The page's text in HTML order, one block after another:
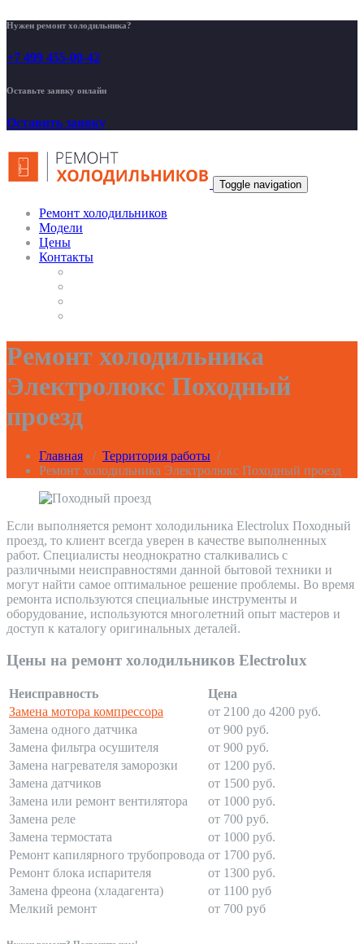
Нужен ремонт холодильника?
+7 499 455-00-42
Оставьте заявку онлайн
Оставить заявку
Toggle navigation
Ремонт холодильников
Модели
Цены
Контакты
Ремонт холодильника
Электролюкс Походный
проезд
Главная / Территория работы /
Ремонт холодильника Электролюкс Походный проезд
Если выполняется ремонт холодильника Electrolux Походный
проезд, то клиент всегда уверен в качестве выполненных
работ. Специалисты неоднократно сталкивались с
различными неисправностями данной бытовой техники и
могут найти самое оптимальное решение проблемы. Во время
ремонта используются специальные инструменты и
оборудование, используются многолетний опыт мастеров и
доступ к каталогу оригинальных деталей.
Цены на ремонт холодильников Electrolux
Неисправность
Цена
Замена мотора компрессора
от 2100 до 4200 руб.
Замена одного датчика
от 900 руб.
Замена фильтра осушителя
от 900 руб.
Замена нагревателя заморозки
от 1200 руб.
Замена датчиков
от 1500 руб.
Замена или ремонт вентилятора
от 1000 руб.
Замена реле
от 700 руб.
Замена термостата
от 1000 руб.
Ремонт капилярного трубопровода от 1700 руб.
Ремонт блока испарителя
от 1300 руб.
Замена фреона (хладагента)
от 1100 руб
Мелкий ремонт
от 700 руб